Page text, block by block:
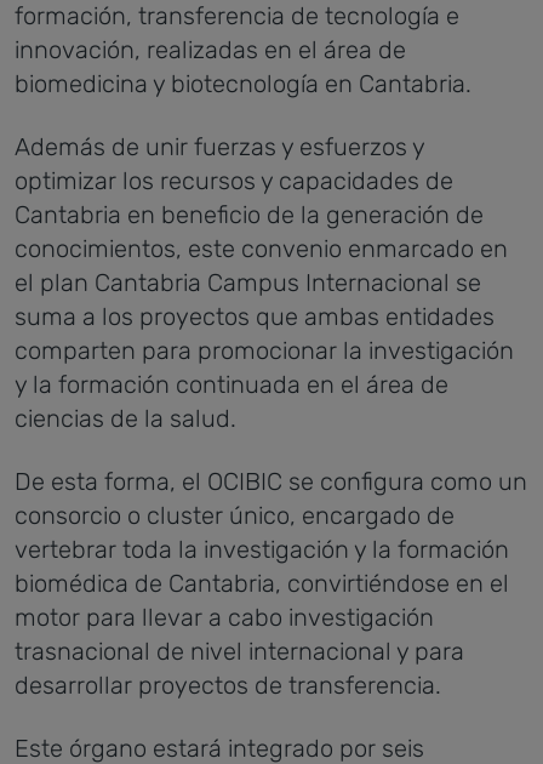
formación, transferencia de tecnología e
innovación, realizadas en el área de
biomedicina y biotecnología en Cantabria.
Además de unir fuerzas y esfuerzos y
optimizar los recursos y capacidades de
Cantabria en beneficio de la generación de
conocimientos, este convenio enmarcado en
el plan Cantabria Campus Internacional se
suma a los proyectos que ambas entidades
comparten para promocionar la investigación
y la formación continuada en el área de
ciencias de la salud.
De esta forma, el OCIBIC se configura como un
consorcio o cluster único, encargado de
vertebrar toda la investigación y la formación
biomédica de Cantabria, convirtiéndose en el
motor para llevar a cabo investigación
trasnacional de nivel internacional y para
desarrollar proyectos de transferencia.
Este órgano estará integrado por seis